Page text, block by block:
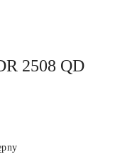
2508 QD